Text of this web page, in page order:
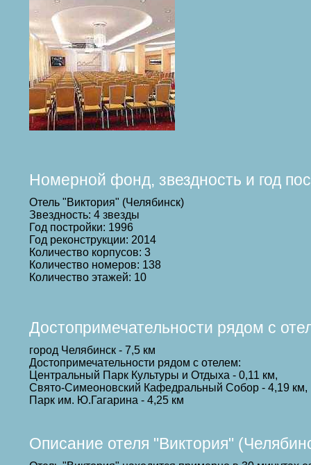
Номерной фонд, звездность и год
Отель "Виктория" (Челябинск)
Звездность: 4 звезды
Год постройки: 1996
Год реконструкции: 2014
Количество корпусов: 3
Количество номеров: 138
Количество этажей: 10
Достопримечательности рядом с
город Челябинск - 7,5 км
Достопримечательности рядом с отелем:
Центральный Парк Культуры и Отдыха - 0,11 км,
Свято-Симеоновский Кафедральный Собор - 4,19 км,
Парк им. Ю.Гагарина - 4,25 км
Описание отеля "Виктория"